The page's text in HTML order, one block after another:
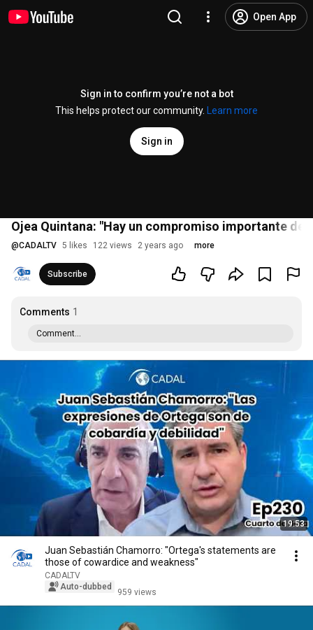
Open App
Sign in to confirm you’re not a bot
This helps protect our community.
Learn more
Sign in
Ojea Quintana: "Hay un compromiso importante
@CADALTV 5 likes 122 views 2 years ago more
Subscribe
Comments 1
Comment...
19:53
Juan Sebastián Chamorro: "Ortega's statements are
those of cowardice and weakness"
CADALTV
Auto-dubbed
959 views